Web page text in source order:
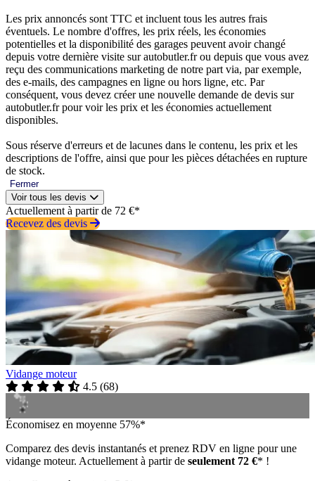
Les prix annoncés sont TTC et incluent tous les autres frais
éventuels. Le nombre d'offres, les prix réels, les économies
potentielles et la disponibilité des garages peuvent avoir changé
depuis votre dernière visite sur autobutler.fr ou depuis que vous avez
reçu des communications marketing de notre part via, par exemple,
des e-mails, des campagnes en ligne ou hors ligne, etc. Par
conséquent, vous devez créer une nouvelle demande de devis sur
autobutler.fr pour voir les prix et les économies actuellement
disponibles.
Sous réserve d'erreurs et de lacunes dans le contenu, les prix et les
descriptions de l'offre, ainsi que pour les pièces détachées en rupture
de stock.
Fermer
Voir tous les devis
Actuellement à partir de 72 €*
Recevez des devis
Vidange moteur
4.5 (68)
Économisez en moyenne 57%*
Comparez des devis instantanés et prenez RDV en ligne pour une
vidange moteur. Actuellement à partir de seulement 72 €* !